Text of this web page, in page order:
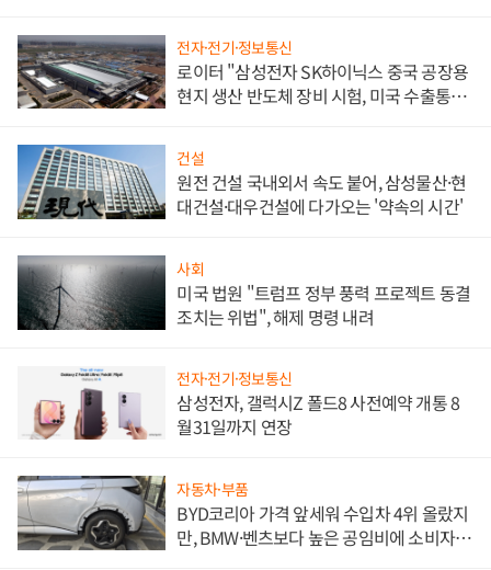
전자·전기·정보통신
로이터 "삼성전자 SK하이닉스 중국 공장용
현지 생산 반도체 장비 시험, 미국 수출통제
건설
원전 건설 국내외서 속도 붙어, 삼성물산·현
대건설·대우건설에 다가오는 '약속의 시간'
사회
미국 법원 "트럼프 정부 풍력 프로젝트 동결
조치는 위법", 해제 명령 내려
전자·전기·정보통신
삼성전자, 갤럭시Z 폴드8 사전예약 개통 8
월31일까지 연장
자동차·부품
BYD코리아 가격 앞세워 수입차 4위 올랐지
만, BMW·벤츠보다 높은 공임비에 소비자